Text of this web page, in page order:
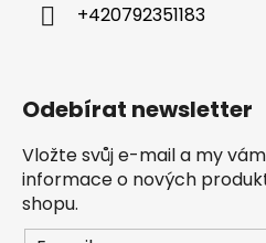
+420792351183
Odebírat newsletter
Vložte svůj e-mail a my
informace o nových
shopu.